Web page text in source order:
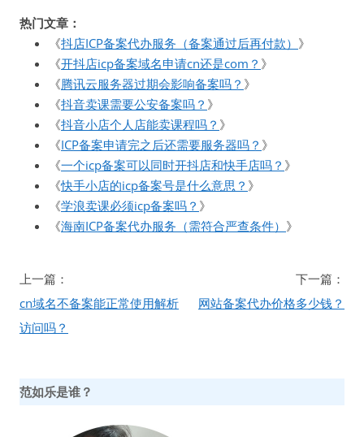
热门文章：
《抖店ICP备案代办服务（备案通过后再付款） 》
《开抖店icp备案域名申请cn还是com？ 》
《腾讯云服务器过期会影响备案吗？ 》
《抖音卖课需要公安备案吗？ 》
《抖音小店个人店能卖课程吗？ 》
《ICP备案申请完之后还需要服务器吗？ 》
《一个icp备案可以同时开抖店和快手店吗？ 》
《快手小店的icp备案号是什么意思？ 》
《学浪卖课必须icp备案吗？ 》
《海南ICP备案代办服务（需符合严查条件） 》
文
章
导
上一篇：
cn域名不备案能正常使用解析
访问吗？
下一篇：
网站备案代办价格多少钱？
范如乐是谁？